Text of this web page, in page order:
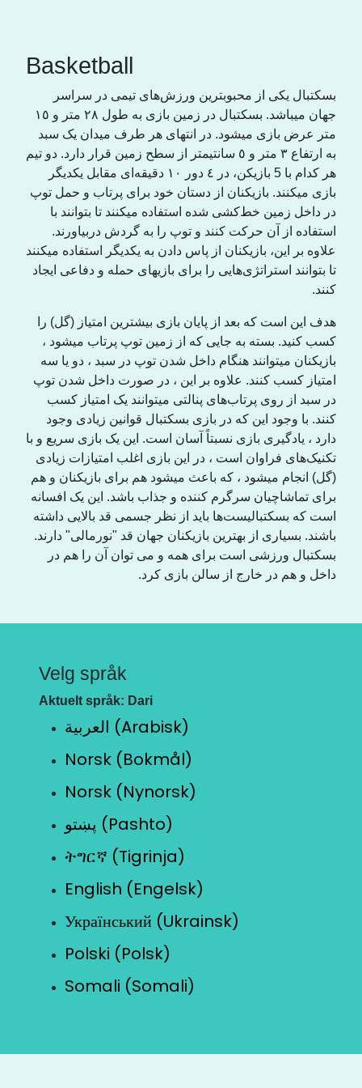
Basketball
بسکتبال یکی از محبوبترین ورزش‌های تیمی در سراسر
جهان میباشد. بسکتبال در زمین بازی به طول ٢٨ متر و ١٥
متر عرض بازی میشود. در انتهای هر طرف میدان یک سبد
بە ارتفاع ٣ متر و ٥ سانتیمتر از سطح زمین قرار دارد. دو تیم
هر کدام با 5 بازیکن، در ٤ دور ١٠ دقیقەای مقابل یکدیگر
بازی میکنند. بازیکنان از دستان خود برای پرتاب و حمل توپ
در داخل زمین خط‌کشی شدە استفاده میکنند تا بتوانند با
استفاده از آن حرکت کنند و توپ را بە گردش دربیاورند.
علاوه بر این، بازیکنان از پاس دادن به یکدیگر استفاده میکنند
تا بتوانند استراتژی‌هایی را برای بازیهای حمله و دفاعی ایجاد
کنند.
هدف این است که بعد از پایان بازی بیشترین امتیاز (گل) را
کسب کنید. بسته به جایی که از زمین توپ پرتاب میشود ،
بازیکنان میتوانند هنگام داخل شدن توپ در سبد ، دو یا سه
امتیاز کسب کنند. علاوه بر این ، در صورت داخل شدن توپ
در سبد از روی پرتاب‌های پنالتی میتوانند یک امتیاز کسب
کنند. با وجود این که در بازی بسکتبال قوانین زیادی وجود
دارد ، یادگیری بازی نسبتاً آسان است. این یک بازی سریع و با
تکنیک‌های فراوان است ، در این بازی اغلب امتیازات زیادی
(گل) انجام میشود ، که باعث میشود هم برای بازیکنان و هم
برای تماشاچیان سرگرم کننده و جذاب باشد. این یک افسانه
است که بسکتبالیست‌ها باید از نظر جسمی قد بالایی داشته
باشند. بسیاری از بهترین بازیکنان جهان قد "نورمالی" دارند.
بسکتبال ورزشی است برای همه و می توان آن را هم در
داخل و هم در خارج از سالن بازی کرد.
Velg språk
Aktuelt språk: Dari
العربية (Arabisk)
Norsk (Bokmål)
Norsk (Nynorsk)
پښتو (Pashto)
ትግርኛ (Tigrinja)
English (Engelsk)
Український (Ukrainsk)
Polski (Polsk)
Somali (Somali)